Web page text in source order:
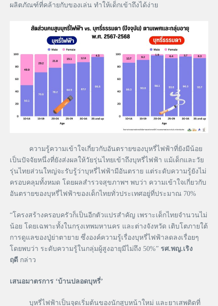
ผลิตภัณฑ์ที่คล้ายกับของเล่น ทำให้เด็กเข้าถึงได้ง่าย
ความรู้ความเข้าใจเกี่ยวกับอันตรายของบุหรี่ไฟฟ้าที่ยังมีน้อย
เป็นปัจจัยหนึ่งที่ยังส่งผลให้วัยรุ่นไทยเข้าถึงบุหรี่ไฟฟ้า แม้เด็กและวัย
รุ่นไทยส่วนใหญ่จะรับรู้ว่าบุหรี่ไฟฟ้ามีอันตราย แต่ระดับความรู้ยังไม่
ครอบคลุมทั้งหมด โดยผลสำรวจสุขภาพฯ พบว่า ความเข้าใจเกี่ยวกับ
อันตรายของบุหรี่ไฟฟ้าของเด็กไทยทั่วประเทศอยู่ที่ประมาณ 70%
“โครงสร้างครอบครัวก็เป็นอีกตัวแปรสำคัญ เพราะเด็กไทยจำนวนไม่
น้อย โดยเฉพาะทั้งในกรุงเทพมหานคร และต่างจังหวัด เติบโตภายใต้
การดูแลของปู่ย่าตายาย ซึ่งองค์ความรู้เรื่องบุหรี่ไฟฟ้าลดลงเรื่อยๆ
โดยพบว่า ระดับความรู้ในกลุ่มผู้สูงอายุมีไม่ถึง 50%” รศ.พญ.เริง
ฤดี กล่าว
เสนอมาตรการ ‘บ้านปลอดบุหรี่’
บุหรี่ไฟฟ้าเป็นจุดเริ่มต้นของนักสูบหน้าใหม่ และยาเสพติดที่